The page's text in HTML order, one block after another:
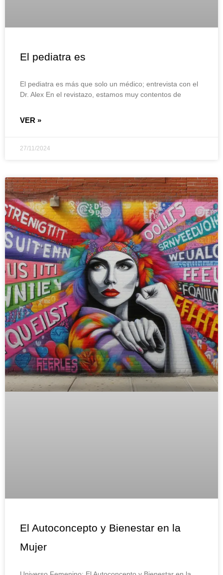
El pediatra es
El pediatra es más que solo un médico; entrevista con el
Dr. Alex En el revistazo, estamos muy contentos de
VER »
27/11/2024
El Autoconcepto y Bienestar en la
Mujer